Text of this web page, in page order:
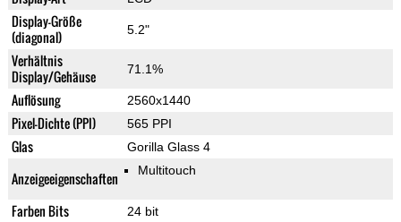
Display-Größe
(diagonal)
5.2"
Verhältnis
Display/Gehäuse
71.1%
Auflösung 2560x1440
Pixel-Dichte (PPI) 565 PPI
Glas Gorilla Glass 4
Anzeigeeigenschaften Multitouch
Farben Bits 24 bit